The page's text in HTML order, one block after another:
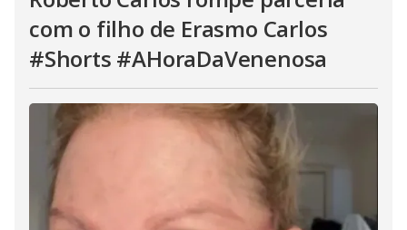
com o filho de Erasmo Carlos
#Shorts #AHoraDaVenenosa